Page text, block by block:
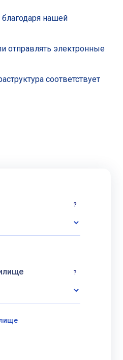
нашей
отправлять электронные
соответствует
?
?